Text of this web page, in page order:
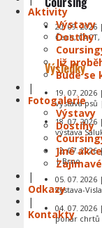
Aktivity
Výstavy
Dostihy
Již
Bude se
|
Fotogalerie
Výstavy
Dostihy
Jiné akce
|
Odkazy
|
Kontakty
20. 09.
Čech,
Výsledky
19. 07.
výstava psů
18. 07.
výstava
12. 07.
| Brno
05. 07.
výstava-
04. 07.
pohár